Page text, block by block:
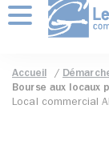
Menu
Accueil
Bourse aux locaux
Local commercial